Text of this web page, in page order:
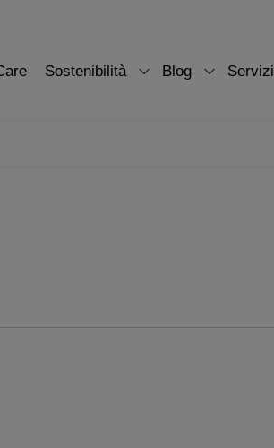
Sostenibilità Blog Servizi